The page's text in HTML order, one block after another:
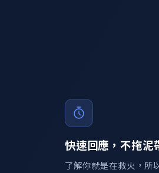
快速回應，不拖泥
了解你就是在救火，所